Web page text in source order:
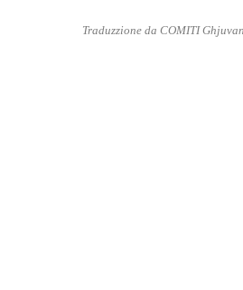
Traduzzione da COMITI